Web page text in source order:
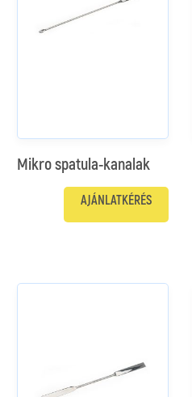
Mikro spatula-kanalak
AJÁNLATKÉRÉS